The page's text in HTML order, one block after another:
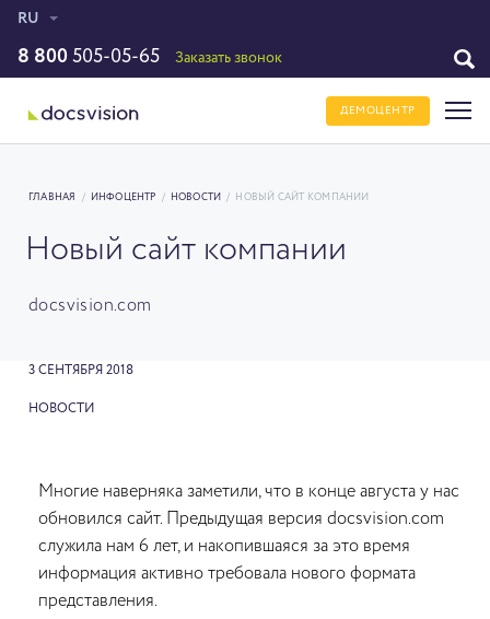
RU
8 800 505-05-65 Заказать звонок
ДЕМОЦЕНТР
ГЛАВНАЯ / ИНФОЦЕНТР / НОВОСТИ / НОВЫЙ САЙТ КОМПАНИИ
Новый сайт компании
docsvision.com
3 СЕНТЯБРЯ 2018
НОВОСТИ
Многие наверняка заметили, что в конце августа у нас
обновился сайт. Предыдущая версия docsvision.com
служила нам 6 лет, и накопившаяся за это время
информация активно требовала нового формата
представления.